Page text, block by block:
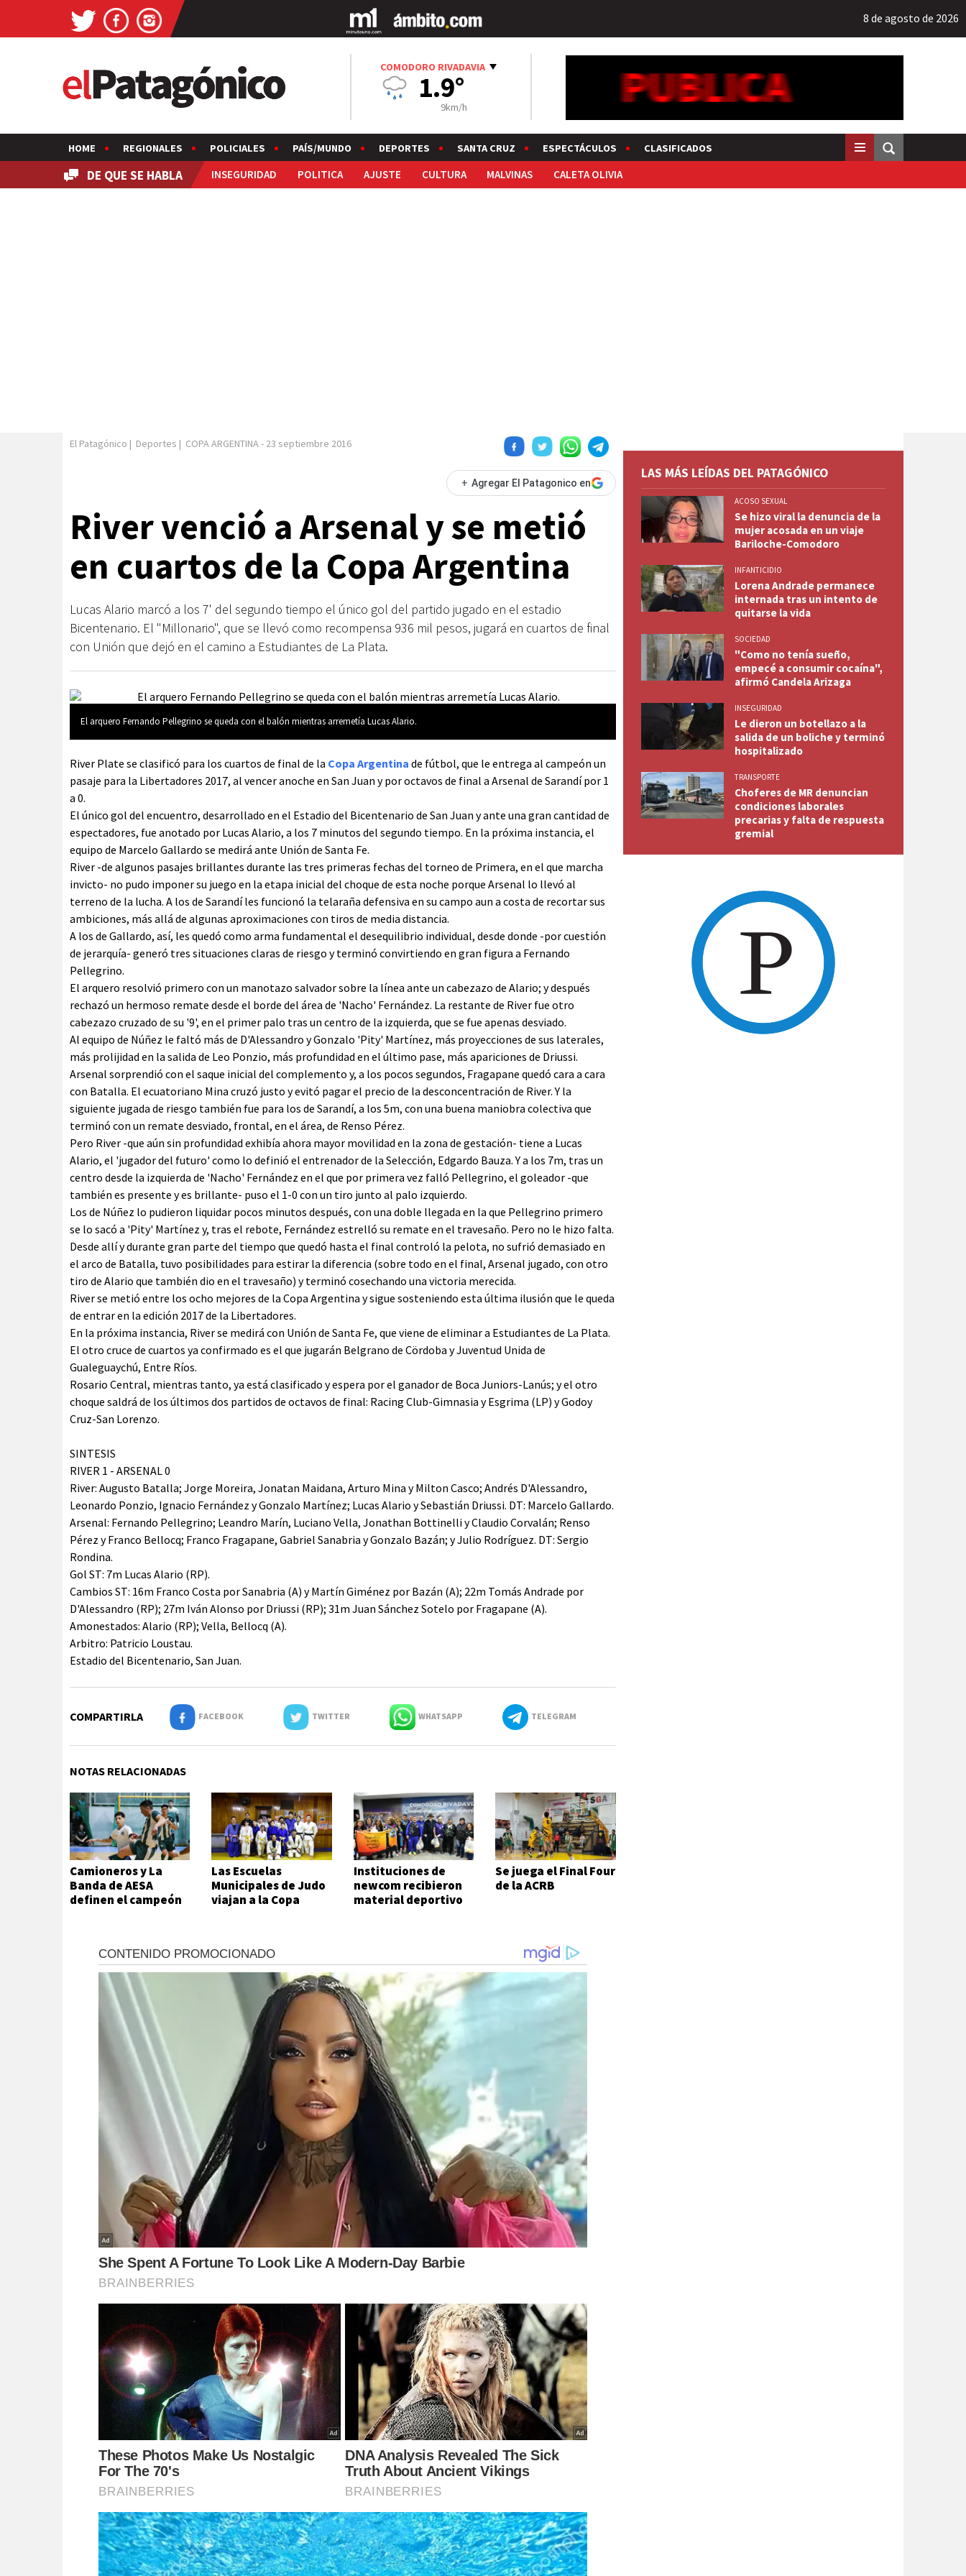
8 de agosto de 2026
COMODORO RIVADAVIA
1.9°
9km/h
HOME REGIONALES POLICIALES PAÍS/MUNDO DEPORTES SANTA CRUZ ESPECTÁCULOS CLASIFICADOS
DE QUE SE HABLA INSEGURIDAD POLITICA AJUSTE CULTURA MALVINAS CALETA OLIVIA
El Patagónico | Deportes | COPA ARGENTINA- 23 septiembre 2016
+ Agregar El Patagonico en
River venció a Arsenal y se metió
en cuartos de la Copa Argentina
Lucas Alario marcó a los 7' del segundo tiempo el único gol del partido jugado en el estadio
Bicentenario. El "Millonario", que se llevó como recompensa 936 mil pesos, jugará en cuartos de final
con Unión que dejó en el camino a Estudiantes de La Plata.
El arquero Fernando Pellegrino se queda con el balón mientras arremetía Lucas Alario.
River Plate se clasificó para los cuartos de final de la Copa Argentina de fútbol, que le entrega al campeón un
pasaje para la Libertadores 2017, al vencer anoche en San Juan y por octavos de final a Arsenal de Sarandí por 1
a 0.
El único gol del encuentro, desarrollado en el Estadio del Bicentenario de San Juan y ante una gran cantidad de
espectadores, fue anotado por Lucas Alario, a los 7 minutos del segundo tiempo. En la próxima instancia, el
equipo de Marcelo Gallardo se medirá ante Unión de Santa Fe.
River -de algunos pasajes brillantes durante las tres primeras fechas del torneo de Primera, en el que marcha
invicto- no pudo imponer su juego en la etapa inicial del choque de esta noche porque Arsenal lo llevó al
terreno de la lucha. A los de Sarandí les funcionó la telaraña defensiva en su campo aun a costa de recortar sus
ambiciones, más allá de algunas aproximaciones con tiros de media distancia.
A los de Gallardo, así, les quedó como arma fundamental el desequilibrio individual, desde donde -por cuestión
de jerarquía- generó tres situaciones claras de riesgo y terminó convirtiendo en gran figura a Fernando
Pellegrino.
El arquero resolvió primero con un manotazo salvador sobre la línea ante un cabezazo de Alario; y después
rechazó un hermoso remate desde el borde del área de 'Nacho' Fernández. La restante de River fue otro
cabezazo cruzado de su '9', en el primer palo tras un centro de la izquierda, que se fue apenas desviado.
Al equipo de Núñez le faltó más de D'Alessandro y Gonzalo 'Pity' Martínez, más proyecciones de sus laterales,
más prolijidad en la salida de Leo Ponzio, más profundidad en el último pase, más apariciones de Driussi.
Arsenal sorprendió con el saque inicial del complemento y, a los pocos segundos, Fragapane quedó cara a cara
con Batalla. El ecuatoriano Mina cruzó justo y evitó pagar el precio de la desconcentración de River. Y la
siguiente jugada de riesgo también fue para los de Sarandí, a los 5m, con una buena maniobra colectiva que
terminó con un remate desviado, frontal, en el área, de Renso Pérez.
Pero River -que aún sin profundidad exhibía ahora mayor movilidad en la zona de gestación- tiene a Lucas
Alario, el 'jugador del futuro' como lo definió el entrenador de la Selección, Edgardo Bauza. Y a los 7m, tras un
centro desde la izquierda de 'Nacho' Fernández en el que por primera vez falló Pellegrino, el goleador -que
también es presente y es brillante- puso el 1-0 con un tiro junto al palo izquierdo.
Los de Núñez lo pudieron liquidar pocos minutos después, con una doble llegada en la que Pellegrino primero
se lo sacó a 'Pity' Martínez y, tras el rebote, Fernández estrelló su remate en el travesaño. Pero no le hizo falta.
Desde allí y durante gran parte del tiempo que quedó hasta el final controló la pelota, no sufrió demasiado en
el arco de Batalla, tuvo posibilidades para estirar la diferencia (sobre todo en el final, Arsenal jugado, con otro
tiro de Alario que también dio en el travesaño) y terminó cosechando una victoria merecida.
River se metió entre los ocho mejores de la Copa Argentina y sigue sosteniendo esta última ilusión que le queda
de entrar en la edición 2017 de la Libertadores.
En la próxima instancia, River se medirá con Unión de Santa Fe, que viene de eliminar a Estudiantes de La Plata.
El otro cruce de cuartos ya confirmado es el que jugarán Belgrano de Cördoba y Juventud Unida de
Gualeguaychú, Entre Ríos.
Rosario Central, mientras tanto, ya está clasificado y espera por el ganador de Boca Juniors-Lanús; y el otro
choque saldrá de los últimos dos partidos de octavos de final: Racing Club-Gimnasia y Esgrima (LP) y Godoy
Cruz-San Lorenzo.
SINTESIS
RIVER 1 - ARSENAL 0
River: Augusto Batalla; Jorge Moreira, Jonatan Maidana, Arturo Mina y Milton Casco; Andrés D'Alessandro,
Leonardo Ponzio, Ignacio Fernández y Gonzalo Martínez; Lucas Alario y Sebastián Driussi. DT: Marcelo Gallardo.
Arsenal: Fernando Pellegrino; Leandro Marín, Luciano Vella, Jonathan Bottinelli y Claudio Corvalán; Renso
Pérez y Franco Bellocq; Franco Fragapane, Gabriel Sanabria y Gonzalo Bazán; y Julio Rodríguez. DT: Sergio
Rondina.
Gol ST: 7m Lucas Alario (RP).
Cambios ST: 16m Franco Costa por Sanabria (A) y Martín Giménez por Bazán (A); 22m Tomás Andrade por
D'Alessandro (RP); 27m Iván Alonso por Driussi (RP); 31m Juan Sánchez Sotelo por Fragapane (A).
Amonestados: Alario (RP); Vella, Bellocq (A).
Arbitro: Patricio Loustau.
Estadio del Bicentenario, San Juan.
COMPARTIRLA FACEBOOK TWITTER WHATSAPP TELEGRAM
NOTAS RELACIONADAS
Camioneros y La
Banda de AESA
definen el campeón
Las Escuelas
Municipales de Judo
viajan a la Copa
Instituciones de
newcom recibieron
material deportivo
Se juega el Final Four
de la ACRB
LAS MÁS LEÍDAS DEL PATAGÓNICO
ACOSO SEXUAL
Se hizo viral la denuncia de la
mujer acosada en un viaje
Bariloche-Comodoro
INFANTICIDIO
Lorena Andrade permanece
internada tras un intento de
quitarse la vida
SOCIEDAD
"Como no tenía sueño,
empecé a consumir cocaína",
afirmó Candela Arizaga
INSEGURIDAD
Le dieron un botellazo a la
salida de un boliche y terminó
hospitalizado
TRANSPORTE
Choferes de MR denuncian
condiciones laborales
precarias y falta de respuesta
gremial